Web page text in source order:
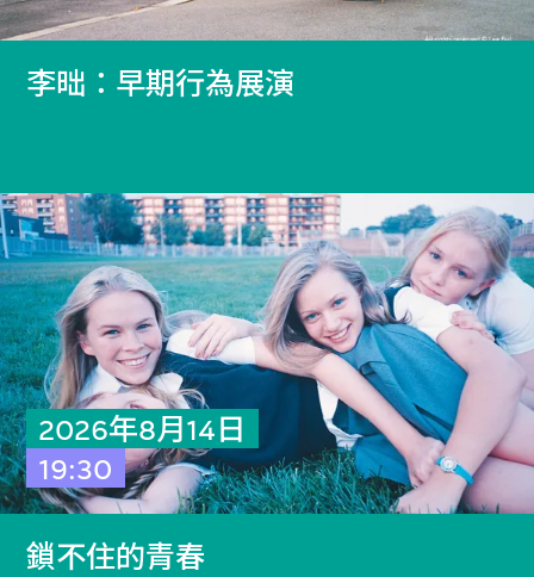
李昢：早期行為展演
2026年8月14日
19:30
鎖不住的青春